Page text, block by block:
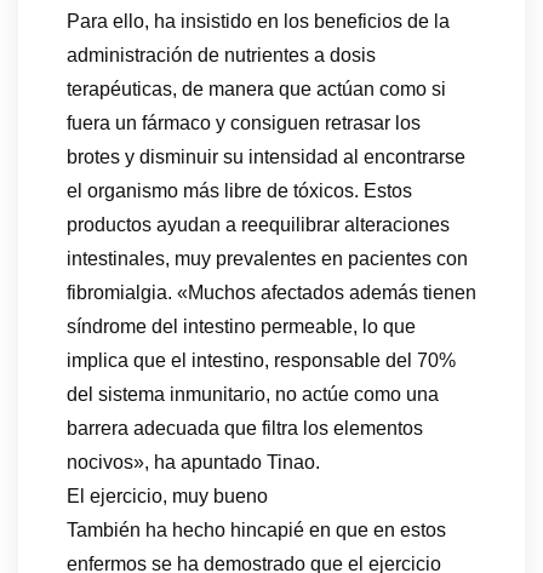
Para ello, ha insistido en los beneficios de la
administración de nutrientes a dosis
terapéuticas, de manera que actúan como si
fuera un fármaco y consiguen retrasar los
brotes y disminuir su intensidad al encontrarse
el organismo más libre de tóxicos. Estos
productos ayudan a reequilibrar alteraciones
intestinales, muy prevalentes en pacientes con
fibromialgia. «Muchos afectados además tienen
síndrome del intestino permeable, lo que
implica que el intestino, responsable del 70%
del sistema inmunitario, no actúe como una
barrera adecuada que filtra los elementos
nocivos», ha apuntado Tinao.
El ejercicio, muy bueno
También ha hecho hincapié en que en estos
enfermos se ha demostrado que el ejercicio